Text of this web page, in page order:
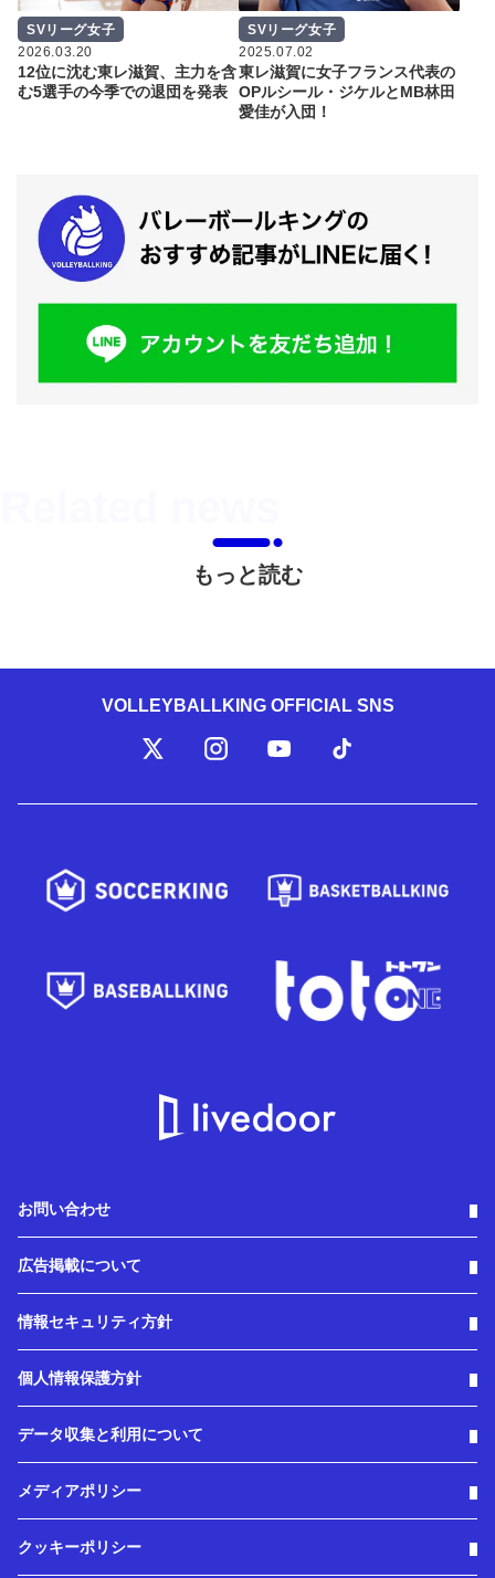
SVリーグ女子
2026.03.20
12位に沈む東レ滋賀、主力を含
む5選手の今季での退団を発表
SVリーグ女子
2025.07.02
東レ滋賀に女子フランス代表の
OPルシール・ジケルとMB林田
愛佳が入団！
もっと読む
VOLLEYBALLKING OFFICIAL SNS
お問い合わせ
広告掲載について
情報セキュリティ方針
個人情報保護方針
データ収集と利用について
メディアポリシー
クッキーポリシー